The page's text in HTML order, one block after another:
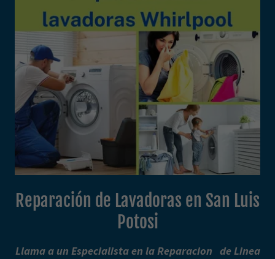
Reparación de Lavadoras en San Luis
Potosi
Llama a un Especialista en la Reparacion de Linea